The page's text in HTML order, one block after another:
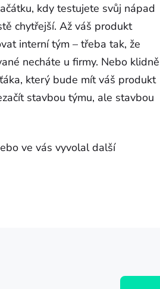
kdy testujete svůj nápad
chytřejší. Až váš produkt
interní tým – třeba tak, že
necháte u firmy. Nebo klidně
který bude mít váš produkt
stavbou týmu, ale stavbou
ve vás vyvolal další